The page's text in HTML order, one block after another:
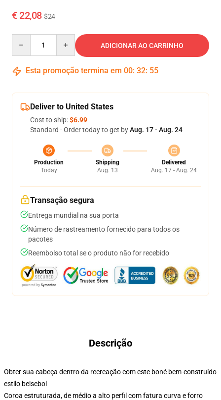
€ 22,08 $24
ADICIONAR AO CARRINHO
Esta promoção termina em 00: 32: 54
Deliver to United States
Cost to ship:$6.99
Standard - Order today to get byAug. 17 - Aug. 24
Production
Today
Shipping
Aug. 13
Delivered
Aug. 17 - Aug. 24
Transação segura
Entrega mundial na sua porta
Número de rastreamento fornecido para todos os
pacotes
Reembolso total se o produto não for recebido
Descrição
Obter sua cabeça dentro da recreação com este boné bem-construído
estilo beisebol
Coroa estruturada, de médio a alto perfil com fatura curva e forro